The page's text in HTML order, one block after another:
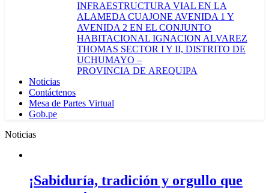
INFRAESTRUCTURA VIAL EN LA
ALAMEDA CUAJONE AVENIDA 1 Y
AVENIDA 2 EN EL CONJUNTO
HABITACIONAL IGNACION ALVAREZ
THOMAS SECTOR I Y II, DISTRITO DE
UCHUMAYO –
PROVINCIA DE AREQUIPA
Noticias
Contáctenos
Mesa de Partes Virtual
Gob.pe
Noticias
¡Sabiduría, tradición y orgullo que